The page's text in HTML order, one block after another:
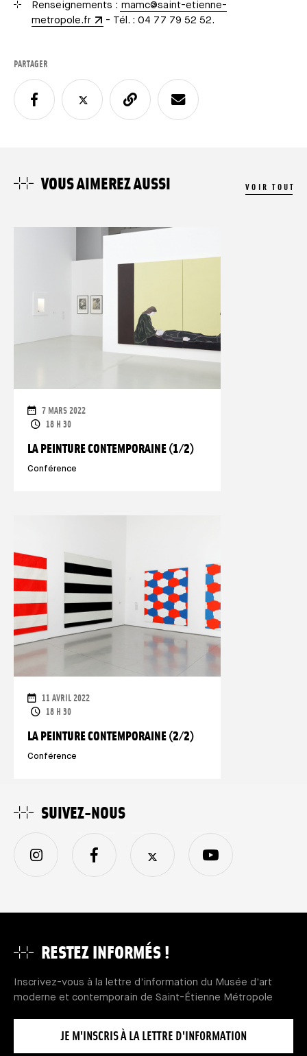
Renseignements : mamc@saint-etienne-
metropole.fr
- Tél. : 04 77 79 52 52.
PARTAGER
VOUS AIMEREZ AUSSI VOIR TOUT
LA PEINTURE CONTEMPORAINE (1/2)
Conférence
DATES
7 MARS 2022
HORAIRES
18 H 30
LA PEINTURE CONTEMPORAINE (2/2)
Conférence
DATES
11 AVRIL 2022
HORAIRES
18 H 30
RESTEZ INFORMÉS !
Inscrivez-vous à la lettre d'information du Musée d'art
moderne et contemporain de Saint-Étienne Métropole
JE M'INSCRIS À LA LETTRE D'INFORMATION
SUIVEZ-NOUS